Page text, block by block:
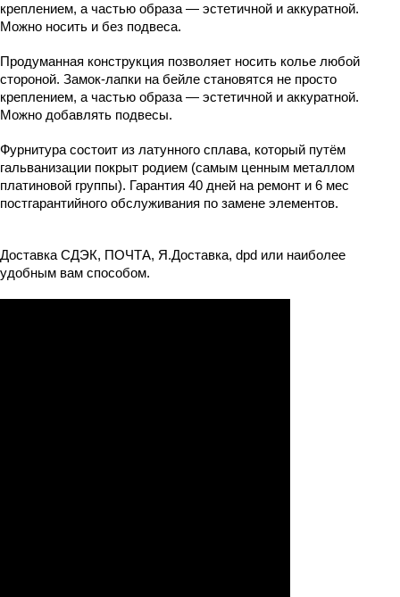
креплением, а частью образа — эстетичной и аккуратной.
Можно носить и без подвеса.
Продуманная конструкция позволяет носить колье любой
стороной. Замок-лапки на бейле становятся не просто
креплением, а частью образа — эстетичной и аккуратной.
Можно добавлять подвесы.
Фурнитура состоит из латунного сплава, который путём
гальванизации покрыт родием (самым ценным металлом
платиновой группы). Гарантия 40 дней на ремонт и 6 мес
постгарантийного обслуживания по замене элементов.
Доставка СДЭК, ПОЧТА, Я.Доставка, dpd или наиболее
удобным вам способом.